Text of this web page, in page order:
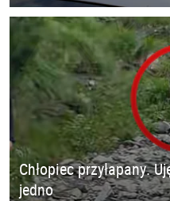
Chłopiec przyłapany.
jedno